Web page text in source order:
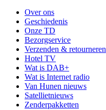
Over ons
Geschiedenis
Onze TD
Bezorgservice
Verzenden & retourneren
Hotel TV
Wat is DAB+
Wat is Internet radio
Van Hunen nieuws
Satellietnieuws
Zenderpakketten